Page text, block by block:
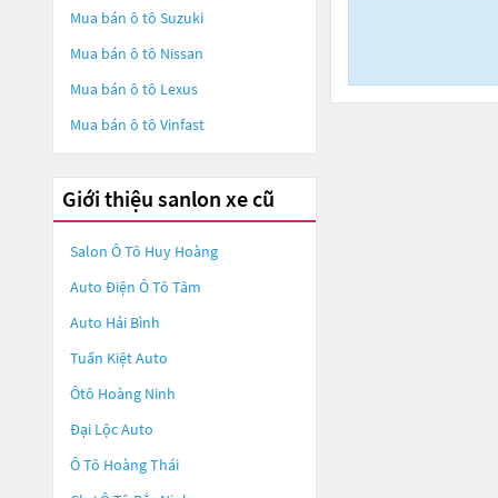
Mua bán ô tô Suzuki
Mua bán ô tô Nissan
Mua bán ô tô Lexus
Mua bán ô tô Vinfast
Giới thiệu sanlon xe cũ
Salon Ô Tô Huy Hoàng
Auto Điện Ô Tô Tâm
Auto Hải Bình
Tuấn Kiệt Auto
Ôtô Hoàng Ninh
Đại Lộc Auto
Ô Tô Hoàng Thái